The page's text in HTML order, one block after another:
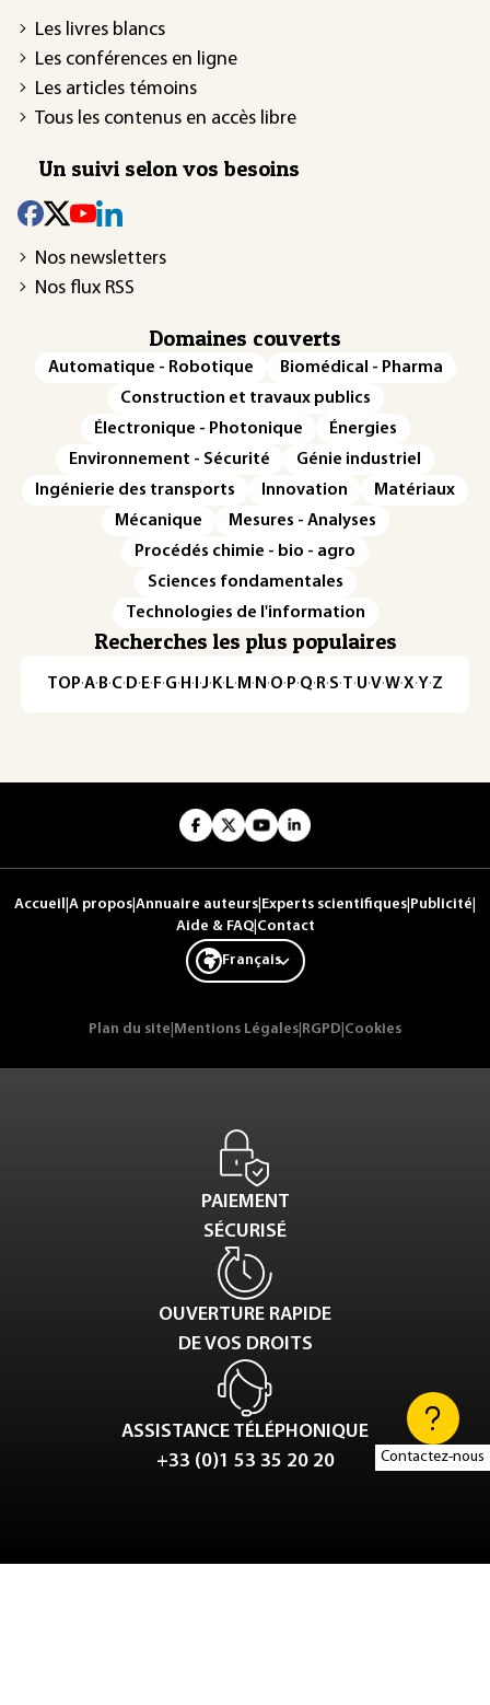
Contactez-nous
Les livres blancs
Les conférences en ligne
Les articles témoins
Tous les contenus en accès libre
Un suivi selon vos besoins
Nos newsletters
Nos flux RSS
Domaines couverts
Automatique - Robotique
Biomédical - Pharma
Construction et travaux publics
Électronique - Photonique
Énergies
Environnement - Sécurité
Génie industriel
Ingénierie des transports
Innovation
Matériaux
Mécanique
Mesures - Analyses
Procédés chimie - bio - agro
Sciences fondamentales
Technologies de l'information
Recherches les plus populaires
TOP·A·B·C· D· E· F·G· H · ·J· K· L· M · N ·O· P·Q· R·S·T·U·V·W·X·Y·Z
Accueil A propos Annuaire auteurs Experts scientifiques Publicité
Aide & FAQ| Contact
Français
Plan du site Mentions Légales RGPD Cookies
PAIEMENT
SÉCURISÉ
OUVERTURE RAPIDE
DE VOS DROITS
ASSISTANCE TÉLÉPHONIQUE
+33 (0)1 53 35 20 20